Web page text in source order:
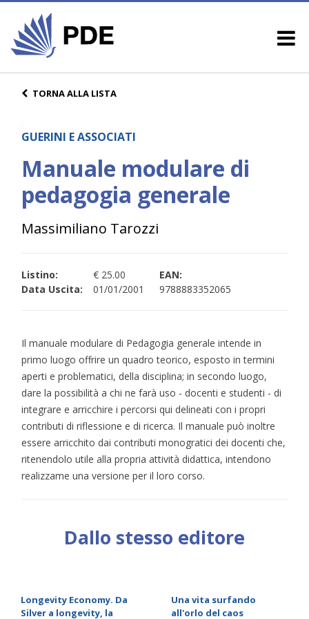
TORNA ALLA LISTA
GUERINI E ASSOCIATI
Manuale modulare di
pedagogia generale
Massimiliano Tarozzi
Listino:
€ 25.00
Data Uscita:
01/01/2001
EAN:
9788883352065
Il manuale modulare di Pedagogia generale intende in
primo luogo offrire un quadro teorico, esposto in termini
aperti e problematici, della disciplina; in secondo luogo,
dare la possibilità a chi ne farà uso - docenti e studenti - di
integrare e arricchire i percorsi qui delineati con i propri
contributi di riflessione e di ricerca. Il manuale può inoltre
essere arricchito dai contributi monogratici dei docenti che,
ritenendolo utile alla propria attività didattica, intendono
realizzame una versione per il loro corso.
Dallo stesso editore
Longevity Economy. Da
Silver a longevity, la
Una vita surfando
all'orlo del caos